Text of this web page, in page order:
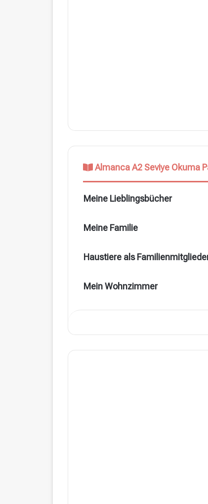
Almanca A2 Seviye Okuma
Meine Lieblingsbücher
Meine Familie
Haustiere als
Mein Wohnzimmer